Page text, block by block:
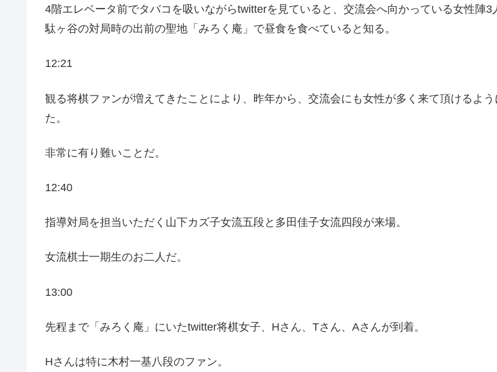
4階エレベータ前でタバコを吸いながらtwitterを見ていると、交流会へ向かっている女性陣3
駄ヶ谷の対局時の出前の聖地「みろく庵」で昼食を食べていると知る。
12:21
観る将棋ファンが増えてきたことにより、昨年から、交流会にも女性が多く来て頂けるよう
た。
非常に有り難いことだ。
12:40
指導対局を担当いただく山下カズ子女流五段と多田佳子女流四段が来場。
女流棋士一期生のお二人だ。
13:00
先程まで「みろく庵」にいたtwitter将棋女子、Hさん、Tさん、Aさんが到着。
Hさんは特に木村一基八段のファン。